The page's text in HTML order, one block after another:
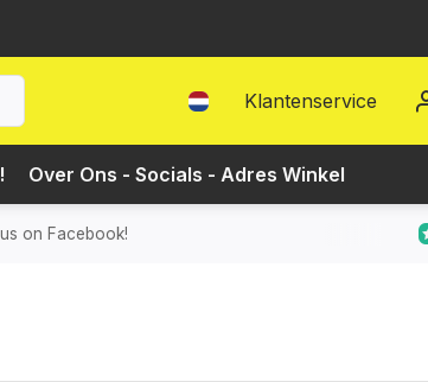
Klantenservice
Over Ons - Socials - Adres Winkel
on Facebook!